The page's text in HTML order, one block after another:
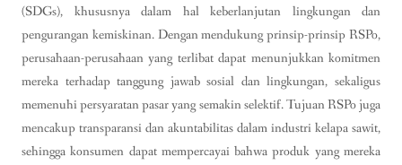
(SDGs), khususnya dalam hal keberlanjutan lingkungan dan
pengurangan kemiskinan. Dengan mendukung prinsip-prinsip RSPo,
perusahaan-perusahaan yang terlibat dapat menunjukkan komitmen
mereka terhadap tanggung jawab sosial dan lingkungan, sekaligus
memenuhi persyaratan pasar yang semakin selektif. Tujuan RSPo juga
mencakup transparansi dan akuntabilitas dalam industri kelapa sawit,
sehingga konsumen dapat mempercayai bahwa produk yang mereka